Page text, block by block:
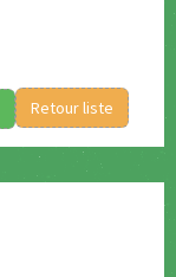
Retour liste